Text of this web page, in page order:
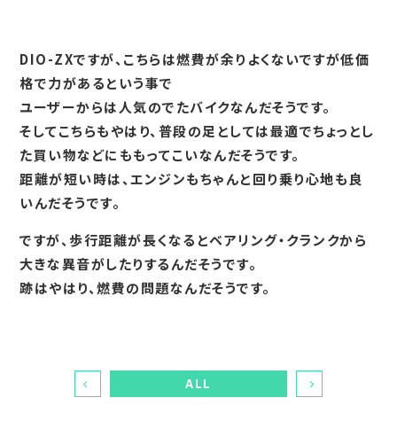
DIO-ZXですが、こちらは燃費が余りよくないですが低価
格で力があるという事で
ユーザーからは人気のでたバイクなんだそうです。
そしてこちらもやはり、普段の足としては最適でちょっとし
た買い物などにももってこいなんだそうです。
距離が短い時は、エンジンもちゃんと回り乗り心地も良
いんだそうです。
ですが、歩行距離が長くなるとベアリング・クランクから
大きな異音がしたりするんだそうです。
跡はやはり、燃費の問題なんだそうです。
ALL